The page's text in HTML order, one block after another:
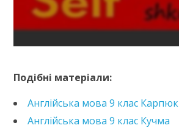
Подібні матеріали:
Англійська мова 9 клас Карпюк
Англійська мова 9 клас Кучма